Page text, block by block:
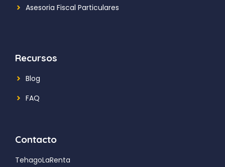
Asesoria Fiscal Particulares
Recursos
Blog
FAQ
Contacto
TehagoLaRenta